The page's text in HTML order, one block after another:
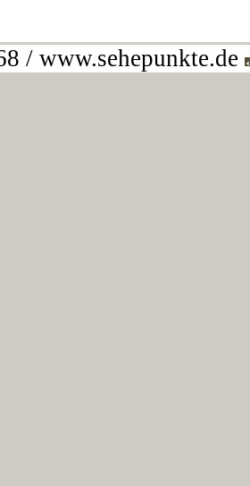
/ www.sehepunkte.de